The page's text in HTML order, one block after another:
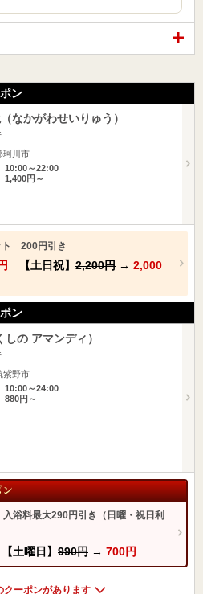
ン
なかがわせいりゅう）
珂川市
～22:00
円～
ト 200円引き
【土日祝】 2,200円 → 2,000
ン
の アマンディ）
紫野市
～24:00
円～
入浴料最大290円引き（日曜・祝日利
土曜日】 990円 → 700円
クーポンがあります